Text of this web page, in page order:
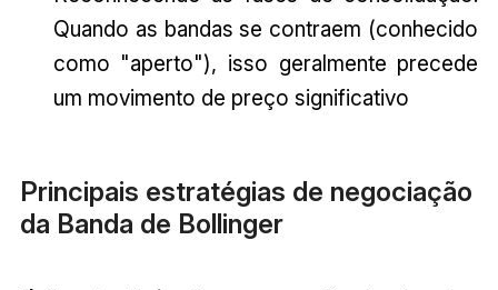
Quando as bandas se contraem (conhecido
como "aperto"), isso geralmente precede
um movimento de preço significativo
Principais estratégias de negociação
da Banda de Bollinger